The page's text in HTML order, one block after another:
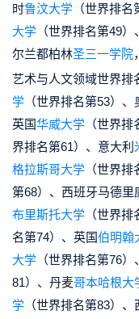
时鲁汶大学 （世界排
大学 （世界排名第49）
尔兰都柏林圣三一学院，
艺术与人文领域世界排
学 （世界排名第53）、
英国华威大学 （世界
界排名第61）、意大利
格拉斯哥大学 （世界
第68）、西班牙马德
布里斯托大学 （世界
名第74）、英国伯明翰
大学 （世界排名第76
81）、丹麦哥本哈根大
学 （世界排名第83）、